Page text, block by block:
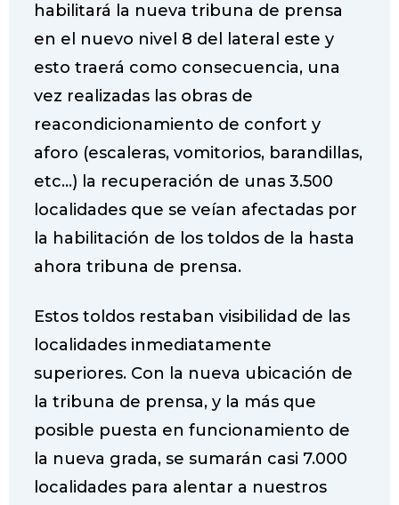
habilitará la nueva tribuna de prensa
en el nuevo nivel 8 del lateral este y
esto traerá como consecuencia, una
vez realizadas las obras de
reacondicionamiento de confort y
aforo (escaleras, vomitorios, barandillas,
etc…) la recuperación de unas 3.500
localidades que se veían afectadas por
la habilitación de los toldos de la hasta
ahora tribuna de prensa.
Estos toldos restaban visibilidad de las
localidades inmediatamente
superiores. Con la nueva ubicación de
la tribuna de prensa, y la más que
posible puesta en funcionamiento de
la nueva grada, se sumarán casi 7.000
localidades para alentar a nuestros